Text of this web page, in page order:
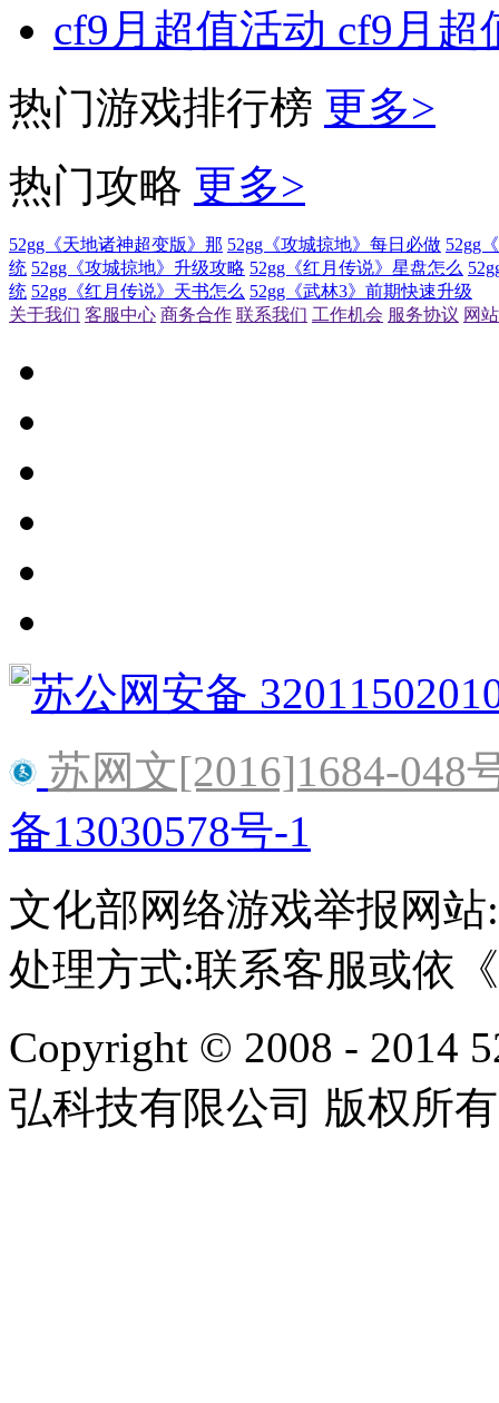
cf9月超值活动 cf9月
热门游戏排行榜 更多>
热门攻略 更多>
52gg《天地诸神超变版》那 52gg《攻城掠地》每日必做 52gg
统 52gg《攻城掠地》升级攻略 52gg《红月传说》星盘怎么
统 52gg《红月传说》天书怎么 52gg《武林3》前期快速升级
关于我们 客服中心 商务合作 联系我们 工作机会 服务协议 网
苏公网安备
苏网文[2016]1684-048
备13030578号-1
文化部网络游戏举报网站
处理方式:联系客服或依
Copyright © 2008 - 2014
弘科技有限公司 版权所有